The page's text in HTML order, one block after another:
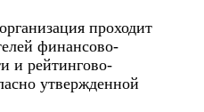
проходит
финансово-
и рейтингово-
утвержденной